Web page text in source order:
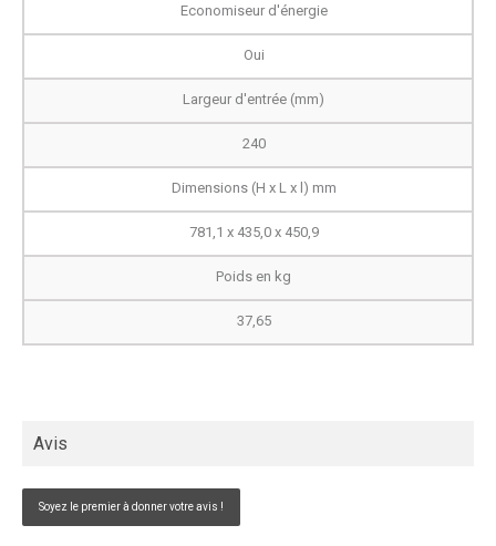
Economiseur d'énergie
Oui
Largeur d'entrée (mm)
240
Dimensions (H x L x l) mm
781,1 x 435,0 x 450,9
Poids en kg
37,65
Avis
Soyez le premier à donner votre avis !